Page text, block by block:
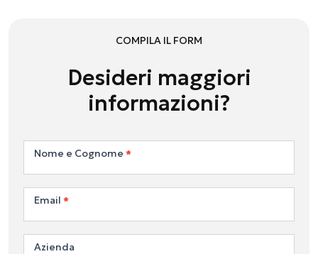
COMPILA IL FORM
Desideri maggiori
informazioni?
Contattaci
Nome e Cognome*
Email*
Azienda